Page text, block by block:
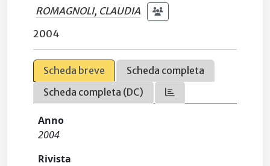
ROMAGNOLI, CLAUDIA
2004
Scheda breve
Scheda completa
Scheda completa (DC)
Anno
2004
Rivista